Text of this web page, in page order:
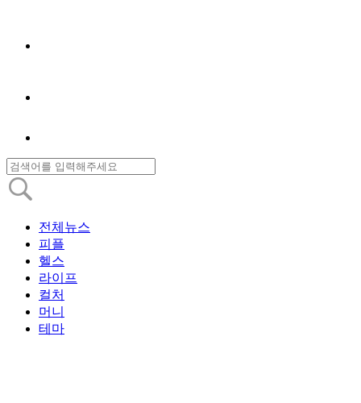
전체뉴스
피플
헬스
라이프
컬처
머니
테마